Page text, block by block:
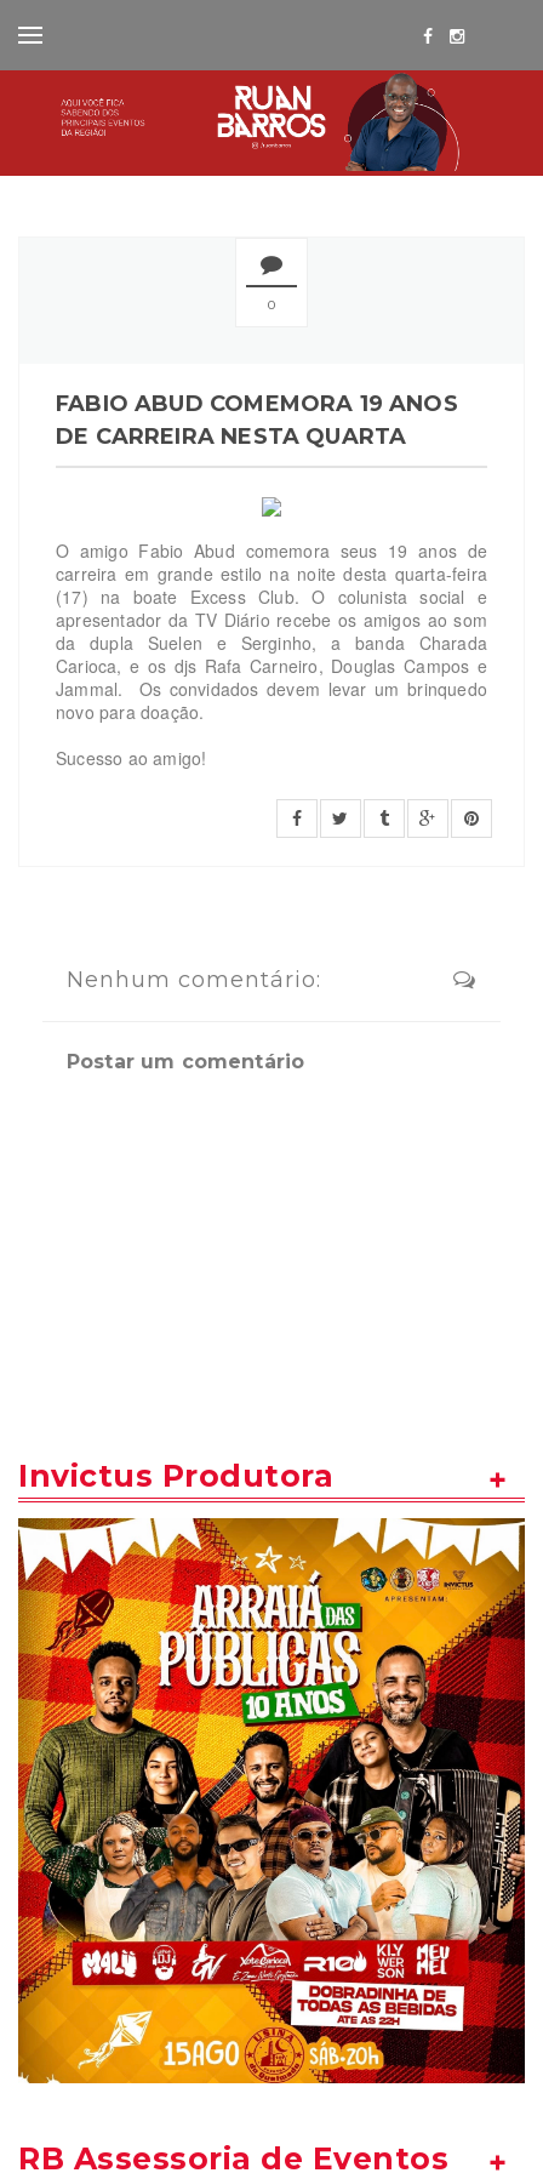
0
FABIO ABUD COMEMORA 19 ANOS
DE CARREIRA NESTA QUARTA
O amigo Fabio Abud comemora seus 19 anos de
carreira em grande estilo na noite desta quarta-feira
(17) na boate Excess Club. O colunista social e
apresentador da TV Diário recebe os amigos ao som
da dupla Suelen e Serginho, a banda Charada
Carioca, e os djs Rafa Carneiro, Douglas Campos e
Jammal. Os convidados devem levar um brinquedo
novo para doação.
Sucesso ao amigo!
Nenhum comentário:
Postar um comentário
Invictus Produtora
RB Assessoria de Eventos